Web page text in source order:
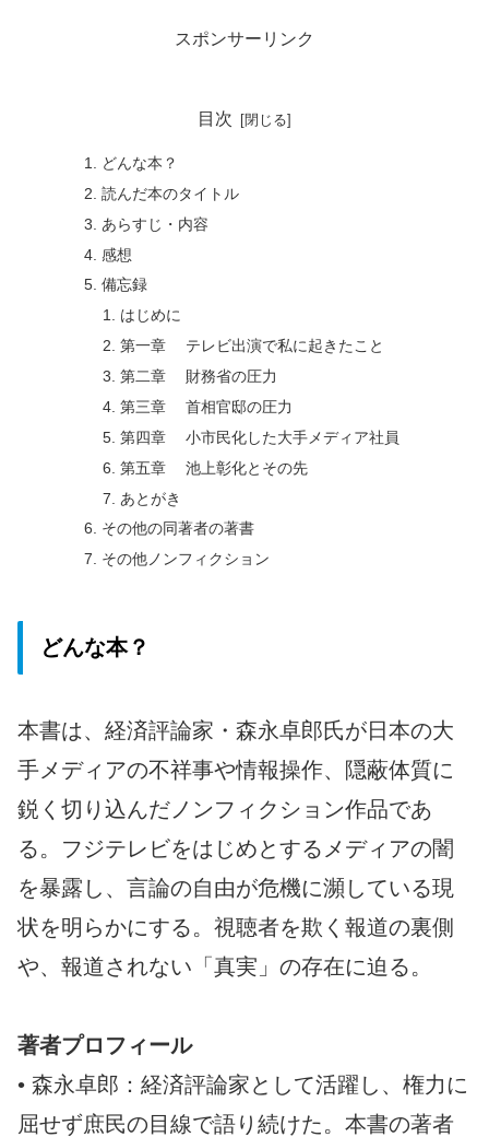
スポンサーリンク
目次
どんな本？
読んだ本のタイトル
あらすじ・内容
感想
備忘録
はじめに
第一章 テレビ出演で私に起きたこと
第二章 財務省の圧力
第三章 首相官邸の圧力
第四章 小市民化した大手メディア社員
第五章 池上彰化とその先
あとがき
その他の同著者の著書
その他ノンフィクション
どんな本？
本書は、経済評論家・森永卓郎氏が日本の大
手メディアの不祥事や情報操作、隠蔽体質に
鋭く切り込んだノンフィクション作品であ
る。フジテレビをはじめとするメディアの闇
を暴露し、言論の自由が危機に瀕している現
状を明らかにする。視聴者を欺く報道の裏側
や、報道されない「真実」の存在に迫る。
著者プロフィール
• 森永卓郎：経済評論家として活躍し、権力に
屈せず庶民の目線で語り続けた。本書の著者